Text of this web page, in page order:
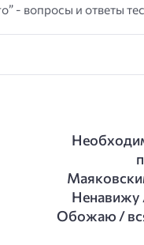
- вопросы и ответы
Ненавижу
Обожаю /